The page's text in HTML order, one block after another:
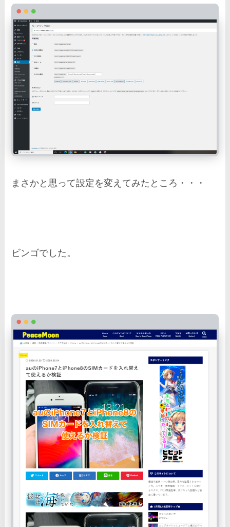
まさかと思って設定を変えてみたところ・・・
ビンゴでした。